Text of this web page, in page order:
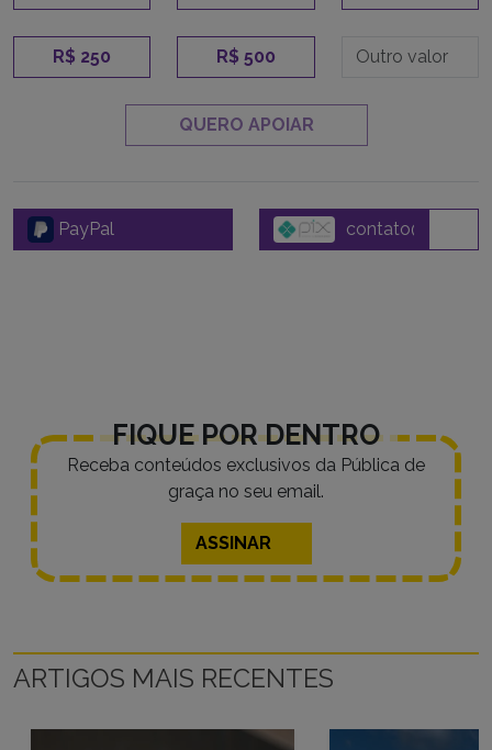
R$ 250 R$ 500
QUERO APOIAR
PayPal
FIQUE POR DENTRO
Receba conteúdos exclusivos da Pública de
graça no seu email.
ASSINAR
ARTIGOS MAIS RECENTES